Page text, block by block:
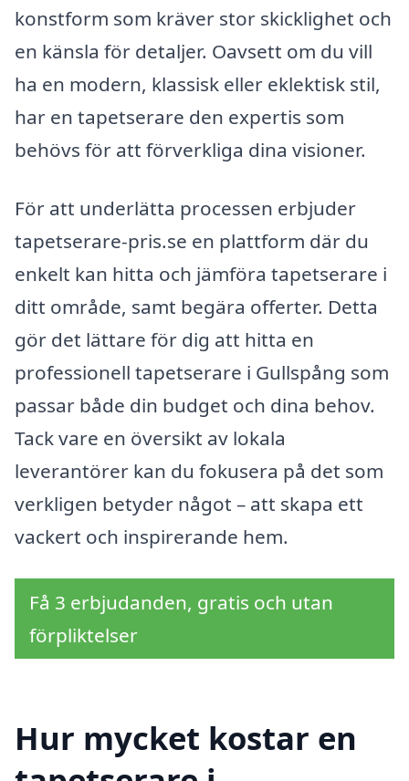
konstform som kräver stor skicklighet och
en känsla för detaljer. Oavsett om du vill
ha en modern, klassisk eller eklektisk stil,
har en tapetserare den expertis som
behövs för att förverkliga dina visioner.
För att underlätta processen erbjuder
tapetserare-pris.se en plattform där du
enkelt kan hitta och jämföra tapetserare i
ditt område, samt begära offerter. Detta
gör det lättare för dig att hitta en
professionell tapetserare i Gullspång som
passar både din budget och dina behov.
Tack vare en översikt av lokala
leverantörer kan du fokusera på det som
verkligen betyder något – att skapa ett
vackert och inspirerande hem.
Få 3 erbjudanden, gratis och utan
förpliktelser
Hur mycket kostar en